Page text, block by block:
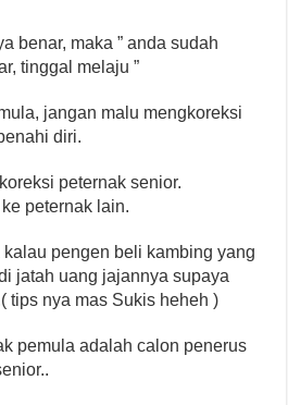
benar, maka ” anda sudah
tinggal melaju ”
jangan malu mengkoreksi
diri.
peternak senior.
peternak lain.
pengen beli kambing yang
jatah uang jajannya supaya
tips nya mas Sukis heheh )
pemula adalah calon penerus